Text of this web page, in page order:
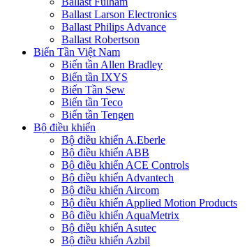
Ballast Larson Electronics
Ballast Philips Advance
Ballast Robertson
Biến Tần Việt Nam
Biến tần Allen Bradley
Biến tần IXYS
Biến Tần Sew
Biến tần Teco
Biến tần Tengen
Bộ điều khiển
Bộ điều khiển A.Eberle
Bộ điều khiển ABB
Bộ điều khiển ACE Controls
Bộ điều khiển Advantech
Bộ điều khiển Aircom
Bộ điều khiển Applied Motion Products
Bộ điều khiển AquaMetrix
Bộ điều khiển Asutec
Bộ điều khiển Azbil